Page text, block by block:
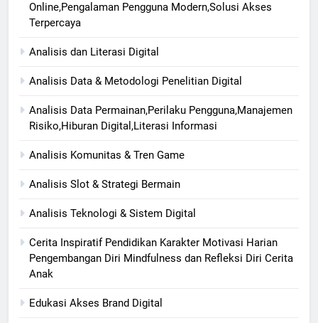
Online,Pengalaman Pengguna Modern,Solusi Akses
Terpercaya
Analisis dan Literasi Digital
Analisis Data & Metodologi Penelitian Digital
Analisis Data Permainan,Perilaku Pengguna,Manajemen
Risiko,Hiburan Digital,Literasi Informasi
Analisis Komunitas & Tren Game
Analisis Slot & Strategi Bermain
Analisis Teknologi & Sistem Digital
Cerita Inspiratif Pendidikan Karakter Motivasi Harian
Pengembangan Diri Mindfulness dan Refleksi Diri Cerita
Anak
Edukasi Akses Brand Digital